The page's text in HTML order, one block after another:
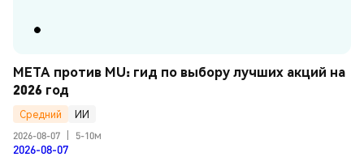
META против MU: гид по выбору лучших акций на
2026 год
Средний
ИИ
2026-08-07
5-10м
2026-08-07